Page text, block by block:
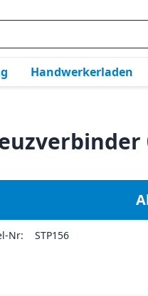
Handwerkerladen
Nr: STP156